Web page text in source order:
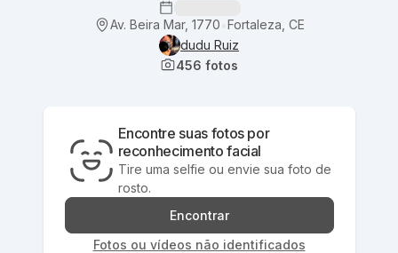
Av. Beira Mar, 1770 Fortaleza, CE
dudu Ruiz
456 fotos
Encontre suas fotos por
reconhecimento facial
Tire uma selfie ou envie sua foto de
rosto.
Encontrar
Fotos ou vídeos não identificados